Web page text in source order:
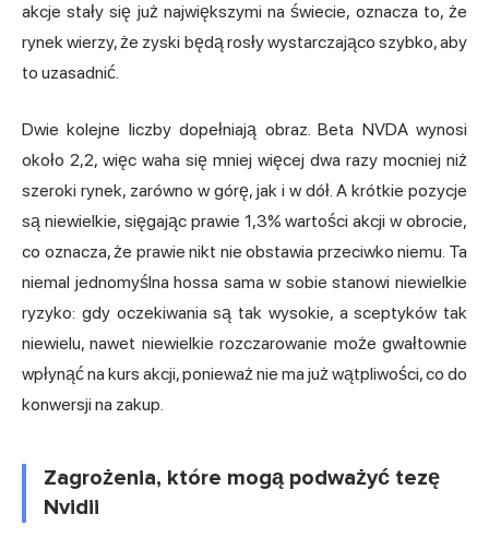
akcje stały się już największymi na świecie, oznacza to, że
rynek wierzy, że zyski będą rosły wystarczająco szybko, aby
to uzasadnić.
Dwie kolejne liczby dopełniają obraz. Beta NVDA wynosi
około 2,2, więc waha się mniej więcej dwa razy mocniej niż
szeroki rynek, zarówno w górę, jak i w dół. A krótkie pozycje
są niewielkie, sięgając prawie 1,3% wartości akcji w obrocie,
co oznacza, że prawie nikt nie obstawia przeciwko niemu. Ta
niemal jednomyślna hossa sama w sobie stanowi niewielkie
ryzyko: gdy oczekiwania są tak wysokie, a sceptyków tak
niewielu, nawet niewielkie rozczarowanie może gwałtownie
wpłynąć na kurs akcji, ponieważ nie ma już wątpliwości, co do
konwersji na zakup.
Zagrożenia, które mogą podważyć tezę
Nvidii